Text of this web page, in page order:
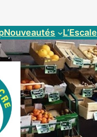
Nouveautés L’Escale